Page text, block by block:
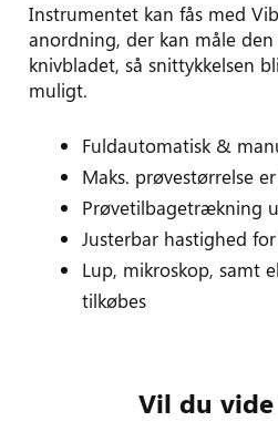
Instrumentet kan fås med
anordning, der kan måle
knivbladet, så snittykkelsen
muligt.
Fuldautomatisk &
Maks. prøvestørrelse
Prøvetilbagetrækning
Justerbar hastighed
Lup, mikroskop, samt
tilkøbes
Vil du vide